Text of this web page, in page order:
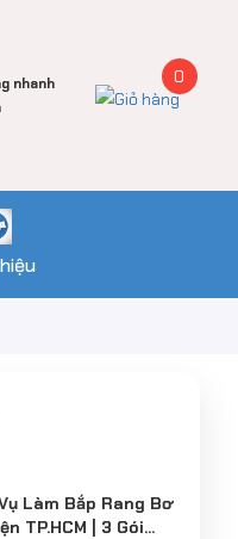
nhanh
0
Làm Bắp Rang Bơ
TP.HCM | 3 Gói